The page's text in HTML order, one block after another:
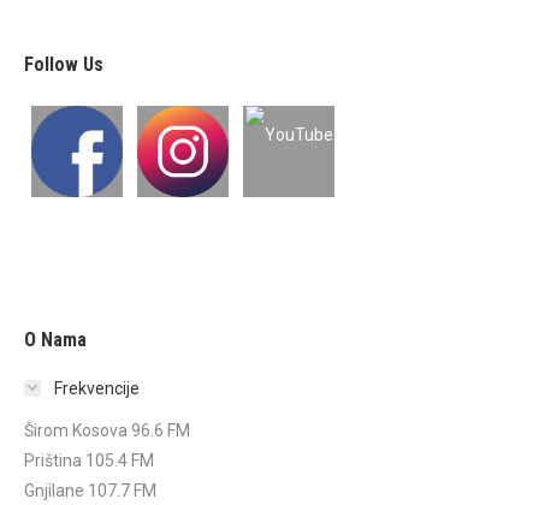
Follow Us
O Nama
Frekvencije
Širom Kosova 96.6 FM
Priština 105.4 FM
Gnjilane 107.7 FM